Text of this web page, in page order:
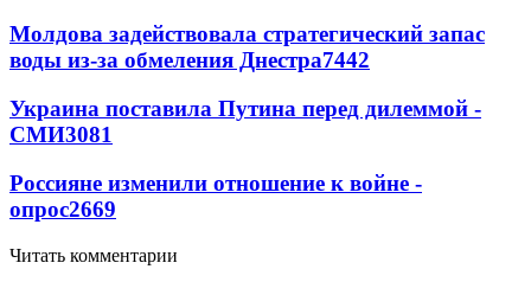
Молдова задействовала стратегический запас
воды из-за обмеления Днестра7442
Украина поставила Путина перед дилеммой -
СМИ3081
Россияне изменили отношение к войне -
опрос2669
Читать комментарии